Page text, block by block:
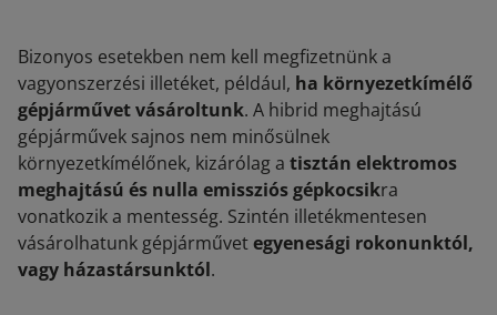
Bizonyos esetekben nem kell megfizetnünk a
vagyonszerzési illetéket, például, ha környezetkímélő
gépjárművet vásároltunk. A hibrid meghajtású
gépjárművek sajnos nem minősülnek
környezetkímélőnek, kizárólag a tisztán elektromos
meghajtású és nulla emissziós gépkocsikra
vonatkozik a mentesség. Szintén illetékmentesen
vásárolhatunk gépjárművetegyenesági rokonunktól,
vagy házastársunktól.